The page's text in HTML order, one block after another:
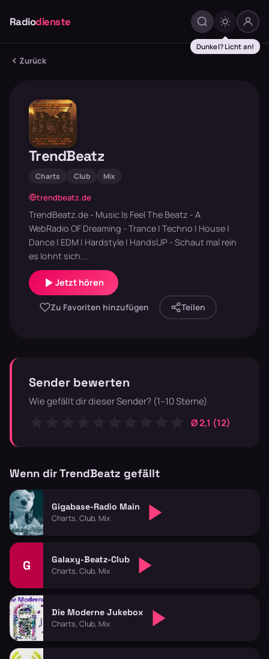
Radiodienste
Dunkel? Licht an!
Zurück
TrendBeatz
Charts Club Mix
trendbeatz.de
TrendBeatz.de - Music Is Feel The Beatz - A
WebRadio OF Dreaming - Trance | Techno | House |
Dance | EDM | Hardstyle | HandsUP - Schaut mal rein
es lohnt sich...
Jetzt hören
Zu Favoriten hinzufügen Teilen
Sender bewerten
Wie gefällt dir dieser Sender? (1–10 Sterne)
Ø 2,1 (12)
Wenn dir TrendBeatz gefällt
Gigabase-Radio Main
Charts, Club, Mix
G Galaxy-Beatz-Club
Charts, Club, Mix
Die Moderne Jukebox
Charts, Club, Mix